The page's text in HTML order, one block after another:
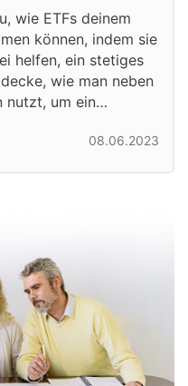
wie ETFs deinem
können, indem sie
helfen, ein stetiges
wie man neben
nutzt, um ein…
08.06.2023